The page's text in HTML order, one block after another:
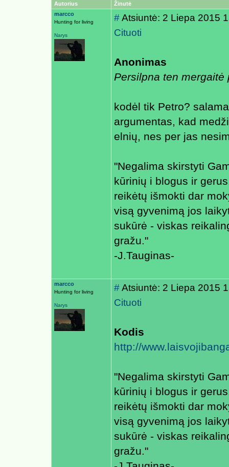
Autorius
Žinutė
marcco
Hunting for living
Narys
#Atsiuntė: 2 Liepa 2015
Cituoti
Anonimas
Persilpna ten
kodėl tik Petro?
argumentas, kad
elnių, nes per jas
"Negalima skirstyti
kūrinių i blogus ir
reikėtų išmokti dar
visą gyvenimą jos
sukūrė - viskas
gražu."
-J.Tauginas-
marcco
Hunting for living
Narys
#Atsiuntė: 2 Liepa 2015
Cituoti
Kodis
http://
"Negalima skirstyti
kūrinių i blogus ir
reikėtų išmokti dar
visą gyvenimą jos
sukūrė - viskas
gražu."